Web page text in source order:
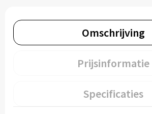
Omschrijving
Prijsinformatie
Specificaties